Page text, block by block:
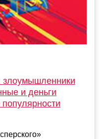
злоумышленники
и деньги